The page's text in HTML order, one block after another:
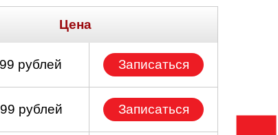
Цена
рублей Записаться
рублей Записаться